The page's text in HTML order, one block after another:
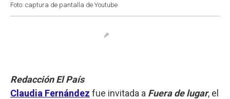
Foto: captura de pantalla de Youtube
Redacción El País
Claudia Fernández fue invitada a Fuera de lugar, el